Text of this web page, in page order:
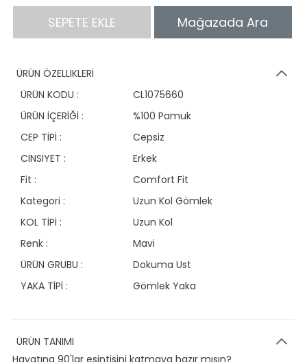
SEPETE EKLE Mağazada Ara
ÜRÜN ÖZELLİKLERİ
ÜRÜN KODU :
CL1075660
ÜRÜN İÇERİĞİ :
%100 Pamuk
CEP TİPİ :
Cepsiz
CİNSİYET :
Erkek
Fit :
Comfort Fit
Kategori :
Uzun Kol Gömlek
KOL TİPİ :
Uzun Kol
Renk :
Mavi
ÜRÜN GRUBU :
Dokuma Ust
YAKA TİPİ :
Gömlek Yaka
ÜRÜN TANIMI
Hayatına 90'lar esintisini katmaya hazır mısın?